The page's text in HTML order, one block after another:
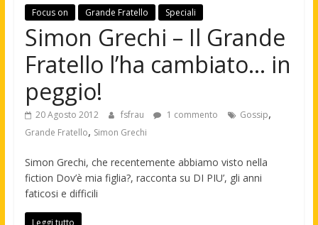
Focus on Grande Fratello Speciali
Simon Grechi – Il Grande
Fratello l’ha cambiato… in
peggio!
20 Agosto 2012 fsfrau 1 commento Gossip,
Grande Fratello, Simon Grechi
Simon Grechi, che recentemente abbiamo visto nella
fiction Dov’è mia figlia?, racconta su DI PIU’, gli anni
faticosi e difficili